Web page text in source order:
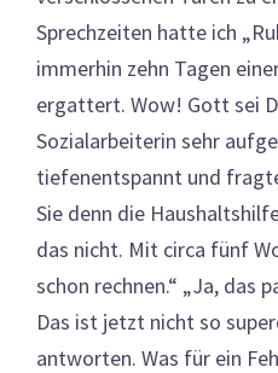
Sprechzeiten hatte ich
immerhin zehn Tagen
ergattert. Wow! Gott sei
Sozialarbeiterin sehr
tiefenentspannt und
Sie denn die
das nicht. Mit circa fünf
schon rechnen.“ „Ja, das
Das ist jetzt nicht so
antworten. Was für ein